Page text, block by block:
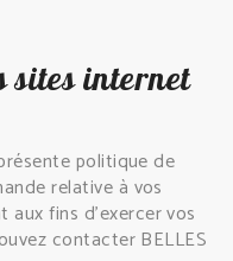
sites internet
politique de
relative à vos
fins d’exercer vos
contacter BELLES